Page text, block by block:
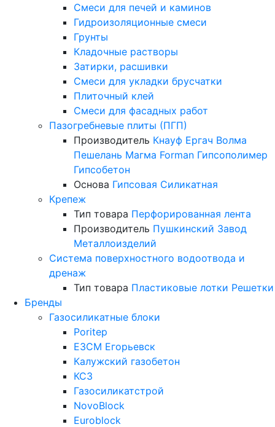
Смеси для печей и каминов
Гидроизоляционные смеси
Грунты
Кладочные растворы
Затирки, расшивки
Смеси для укладки брусчатки
Плиточный клей
Смеси для фасадных работ
Пазогребневые плиты (ПГП)
Производитель Кнауф Ергач Волма
Пешелань Магма Forman Гипсополимер
Гипсобетон
Основа Гипсовая Силикатная
Крепеж
Тип товара Перфорированная лента
Производитель Пушкинский Завод
Металлоизделий
Система поверхностного водоотвода и
дренаж
Тип товара Пластиковые лотки Решетки
Бренды
Газосиликатные блоки
Poritep
ЕЗСМ Егорьевск
Калужский газобетон
КСЗ
Газосиликатстрой
NovoBlock
Euroblock